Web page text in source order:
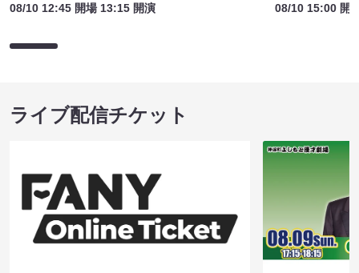
08/10 12:45 開場 13:15 開演
08/10 15:00 開
ライブ配信チケット